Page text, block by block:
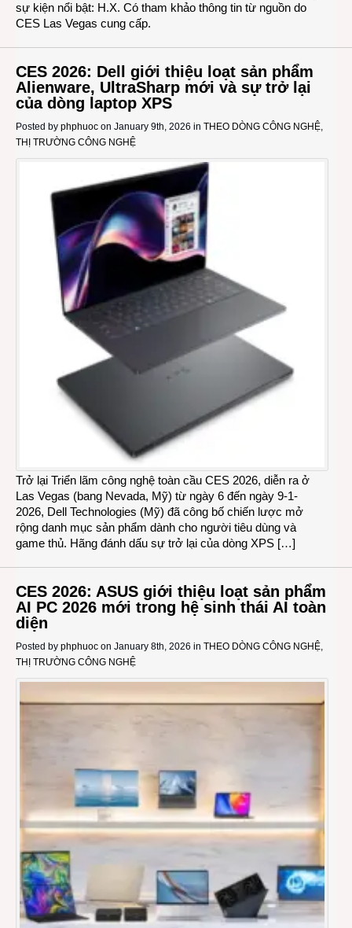
sự kiện nổi bật: H.X. Có tham khảo thông tin từ nguồn do
CES Las Vegas cung cấp.
CES 2026: Dell giới thiệu loạt sản phẩm
Alienware, UltraSharp mới và sự trở lại
của dòng laptop XPS
Posted by phphuoc on January 9th, 2026 in THEO DÒNG CÔNG NGHỆ,
THỊ TRƯỜNG CÔNG NGHỆ
Trở lại Triển lãm công nghệ toàn cầu CES 2026, diễn ra ở
Las Vegas (bang Nevada, Mỹ) từ ngày 6 đến ngày 9-1-
2026, Dell Technologies (Mỹ) đã công bố chiến lược mở
rộng danh mục sản phẩm dành cho người tiêu dùng và
game thủ. Hãng đánh dấu sự trở lại của dòng XPS […]
CES 2026: ASUS giới thiệu loạt sản phẩm
AI PC 2026 mới trong hệ sinh thái AI toàn
diện
Posted by phphuoc on January 8th, 2026 in THEO DÒNG CÔNG NGHỆ
THỊ TRƯỜNG CÔNG NGHỆ